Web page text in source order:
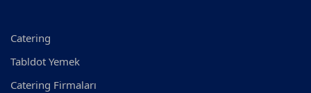
Catering
Tabldot Yemek
Catering Firmaları